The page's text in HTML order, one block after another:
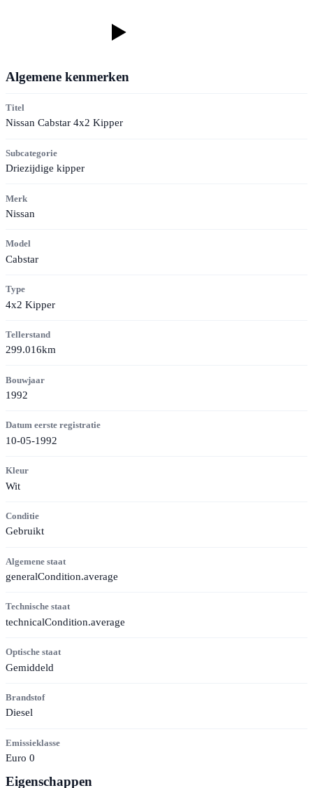
Algemene kenmerken
Titel
Nissan Cabstar 4x2 Kipper
Subcategorie
Driezijdige kipper
Merk
Nissan
Model
Cabstar
Type
4x2 Kipper
Tellerstand
299.016km
Bouwjaar
1992
Datum eerste registratie
10-05-1992
Kleur
Wit
Conditie
Gebruikt
Algemene staat
generalCondition.average
Technische staat
technicalCondition.average
Optische staat
Gemiddeld
Brandstof
Diesel
Emissieklasse
Euro 0
Eigenschappen